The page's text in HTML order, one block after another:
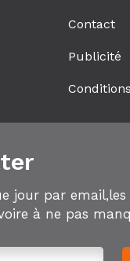
Contact
Publicité
jour par
à ne pas